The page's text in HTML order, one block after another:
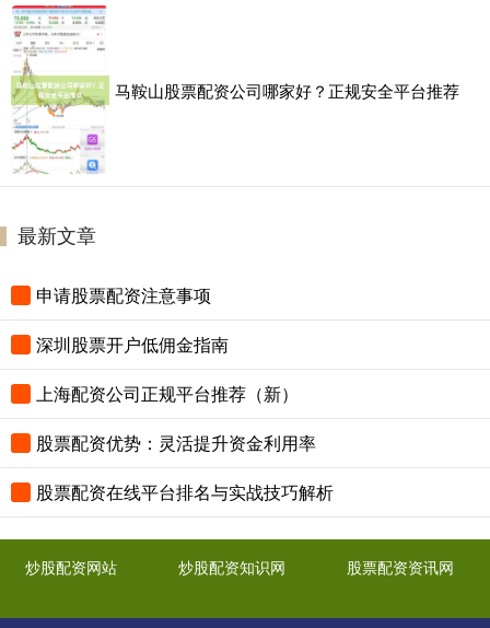
马鞍山股票配资公司哪家好？正规安全平台推荐
最新文章
申请股票配资注意事项
深圳股票开户低佣金指南
上海配资公司正规平台推荐（新）
股票配资优势：灵活提升资金利用率
股票配资在线平台排名与实战技巧解析
炒股配资网站 炒股配资知识网 股票配资资讯网